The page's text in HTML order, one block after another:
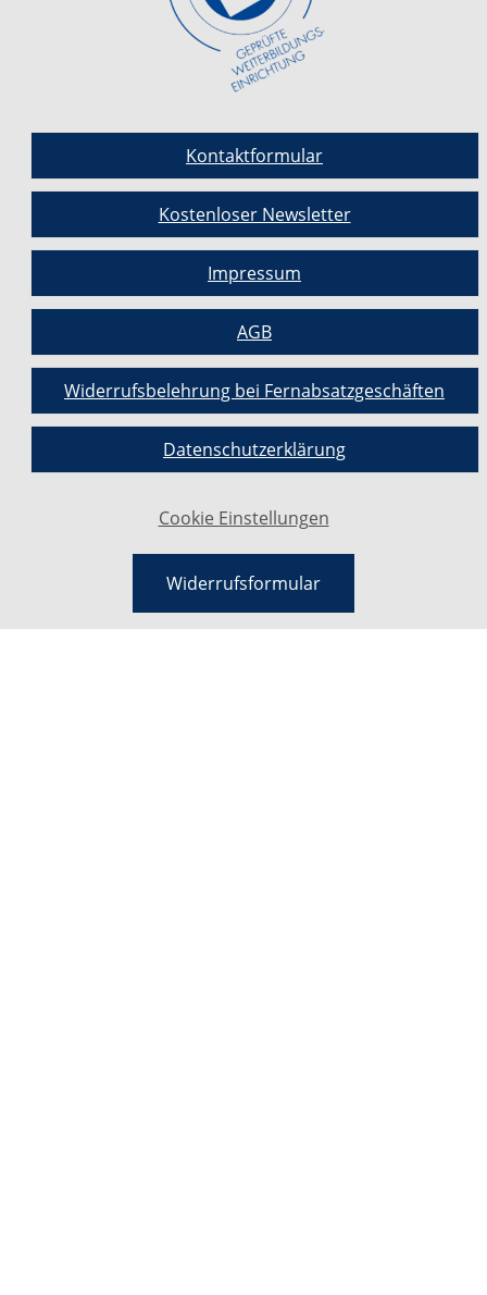
Kontaktformular
Kostenloser Newsletter
Impressum
AGB
Widerrufsbelehrung bei Fernabsatzgeschäften
Datenschutzerklärung
Cookie Einstellungen
Widerrufsformular